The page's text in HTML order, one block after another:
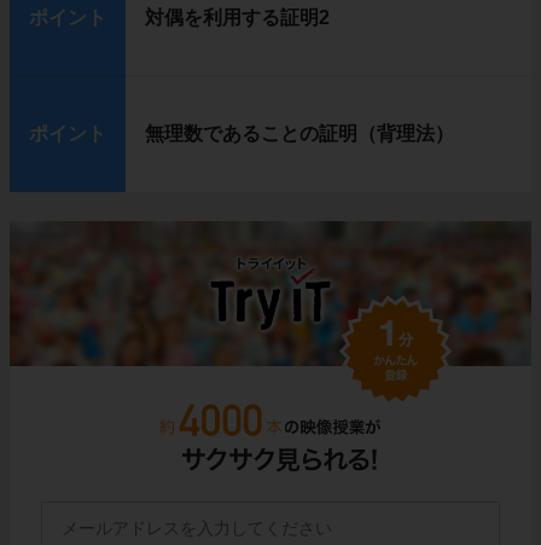
ポイント 対偶を利用する証明2
ポイント 無理数であることの証明（背理法）